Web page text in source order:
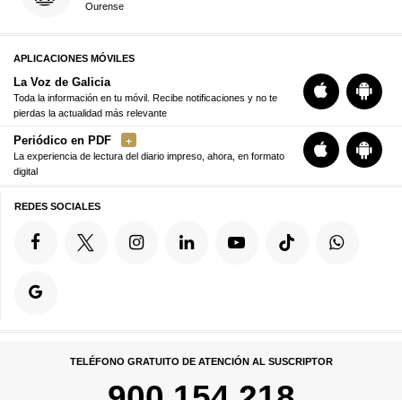
Ourense
APLICACIONES MÓVILES
La Voz de Galicia
Toda la información en tu móvil. Recibe notificaciones y no te
pierdas la actualidad más relevante
Periódico en PDF
La experiencia de lectura del diario impreso, ahora, en formato
digital
REDES SOCIALES
TELÉFONO GRATUITO DE ATENCIÓN AL SUSCRIPTOR